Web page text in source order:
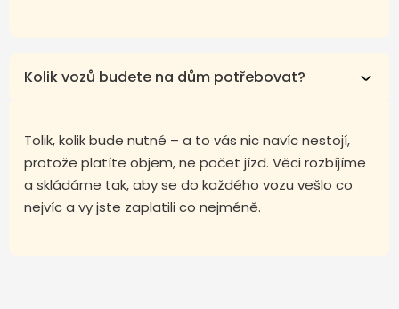
Kolik vozů budete na dům potřebovat?
Tolik, kolik bude nutné – a to vás nic navíc nestojí,
protože platíte objem, ne počet jízd. Věci rozbíjíme
a skládáme tak, aby se do každého vozu vešlo co
nejvíc a vy jste zaplatili co nejméně.